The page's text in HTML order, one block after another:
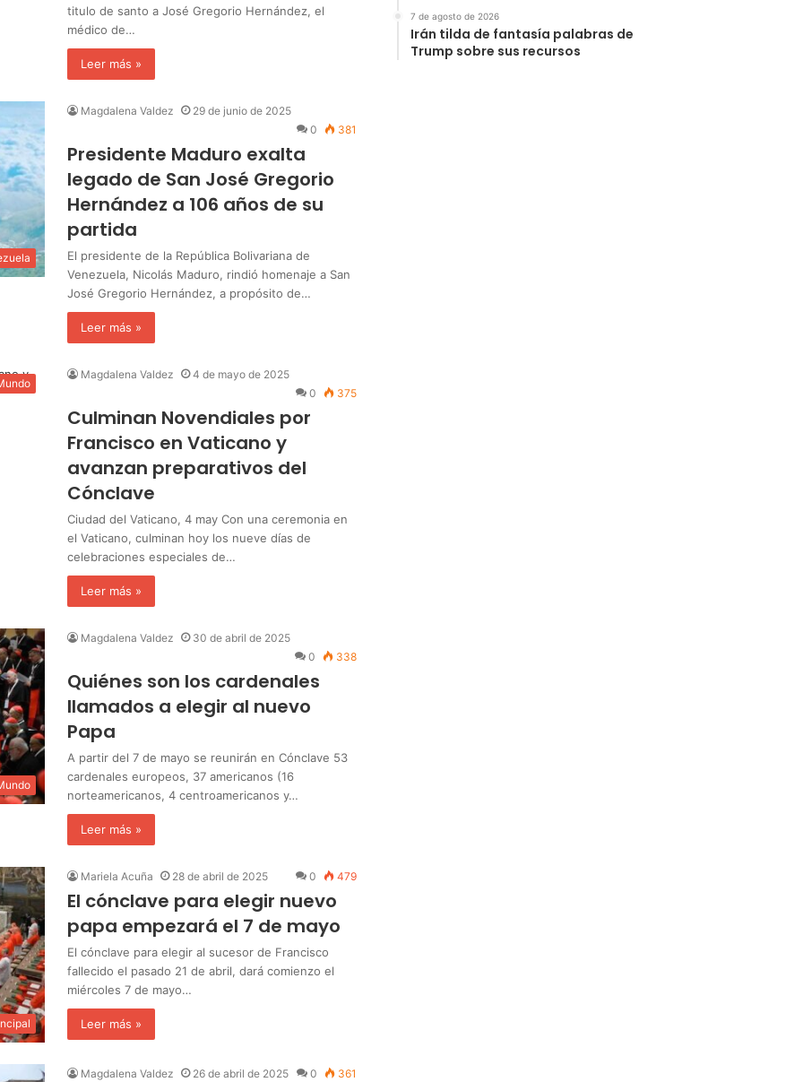
titulo de santo a José Gregorio Hernández, el
médico de…
Leer más »
Magdalena Valdez
29 de junio de 2025
0
381
Presidente Maduro exalta
legado de San José Gregorio
Hernández a 106 años de su
partida
El presidente de la República Bolivariana de
Venezuela, Nicolás Maduro, rindió homenaje a San
José Gregorio Hernández, a propósito de…
Leer más »
Magdalena Valdez
4 de mayo de 2025
0
375
Culminan Novendiales por
Francisco en Vaticano y
avanzan preparativos del
Cónclave
Ciudad del Vaticano, 4 may Con una ceremonia en
el Vaticano, culminan hoy los nueve días de
celebraciones especiales de…
Leer más »
Magdalena Valdez
30 de abril de 2025
0
338
Quiénes son los cardenales
llamados a elegir al nuevo
Papa
A partir del 7 de mayo se reunirán en Cónclave 53
cardenales europeos, 37 americanos (16
norteamericanos, 4 centroamericanos y…
Leer más »
Mariela Acuña 28 de abril de 2025 0 479
El cónclave para elegir nuevo
papa empezará el 7 de mayo
El cónclave para elegir al sucesor de Francisco
fallecido el pasado 21 de abril, dará comienzo el
miércoles 7 de mayo…
Leer más »
Magdalena Valdez 26 de abril de 2025 0 361
7 de agosto de 2026
Irán tilda de fantasía palabras de
Trump sobre sus recursos